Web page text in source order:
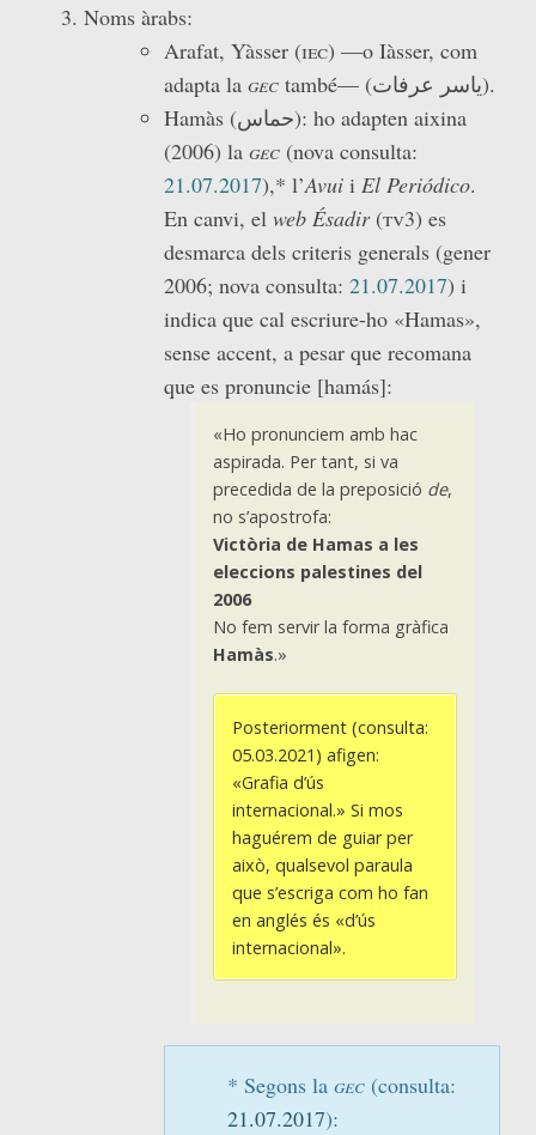
Noms àrabs:
Arafat, Yàsser (iec) —o Iàsser, com
adapta la gec
també— (ياسر عرفات).
Hamàs (حماس): ho adapten aixina
(2006) la gec (nova consulta:
21.07.2017),* l’Avui i El Periódico.
En canvi, el web Ésadir(tv3) es
desmarca dels criteris generals (gener
2006; nova consulta: 21.07.2017) i
indica que cal escriure-ho «Hamas»,
sense accent, a pesar que recomana
que es pronuncie [hamás]:
«Ho pronunciem amb hac
aspirada. Per tant, si va
precedida de la preposició de,
no s’apostrofa:
Victòria de Hamas a les
eleccions palestines del
2006
No fem servir la forma gràfica
Hamàs.»
Posteriorment (consulta:
05.03.2021) afigen:
«Grafia d’ús
internacional.» Si mos
haguérem de guiar per
això, qualsevol paraula
que s’escriga com ho fan
en anglés és «d’ús
internacional».
* Segons la gec (consulta:
21.07.2017):